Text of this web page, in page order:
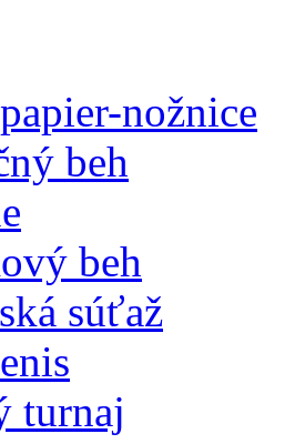
nožnice
beh
beh
súťaž
turnaj